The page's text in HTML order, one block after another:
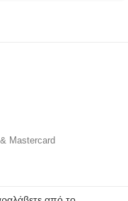
& Mastercard